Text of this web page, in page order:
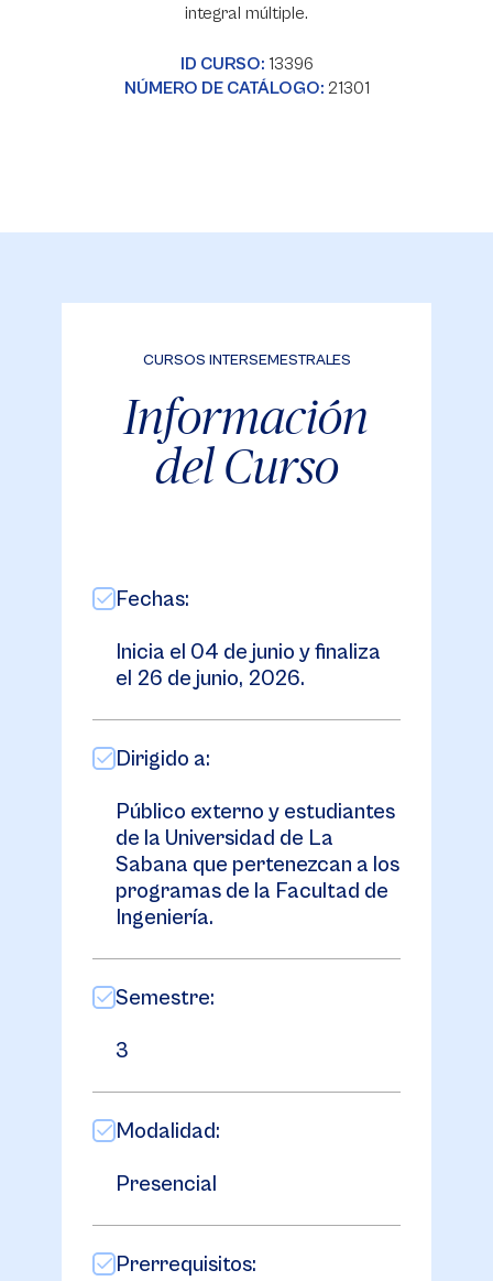
integral múltiple.
ID CURSO: 13396
NÚMERO DE CATÁLOGO: 21301
CURSOS INTERSEMESTRALES
Información
del Curso
Fechas:
Inicia el 04 de junio y finaliza
el 26 de junio, 2026.
Dirigido a:
Público externo y estudiantes
de la Universidad de La
Sabana que pertenezcan a los
programas de la Facultad de
Ingeniería.
Semestre:
3
Modalidad:
Presencial
Prerrequisitos: